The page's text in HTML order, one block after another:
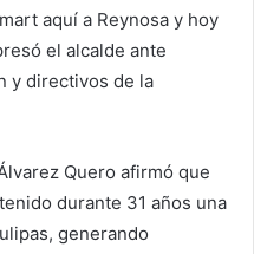
aquí a Reynosa y hoy
el alcalde ante
y directivos de la
Quero afirmó que
durante 31 años una
generando